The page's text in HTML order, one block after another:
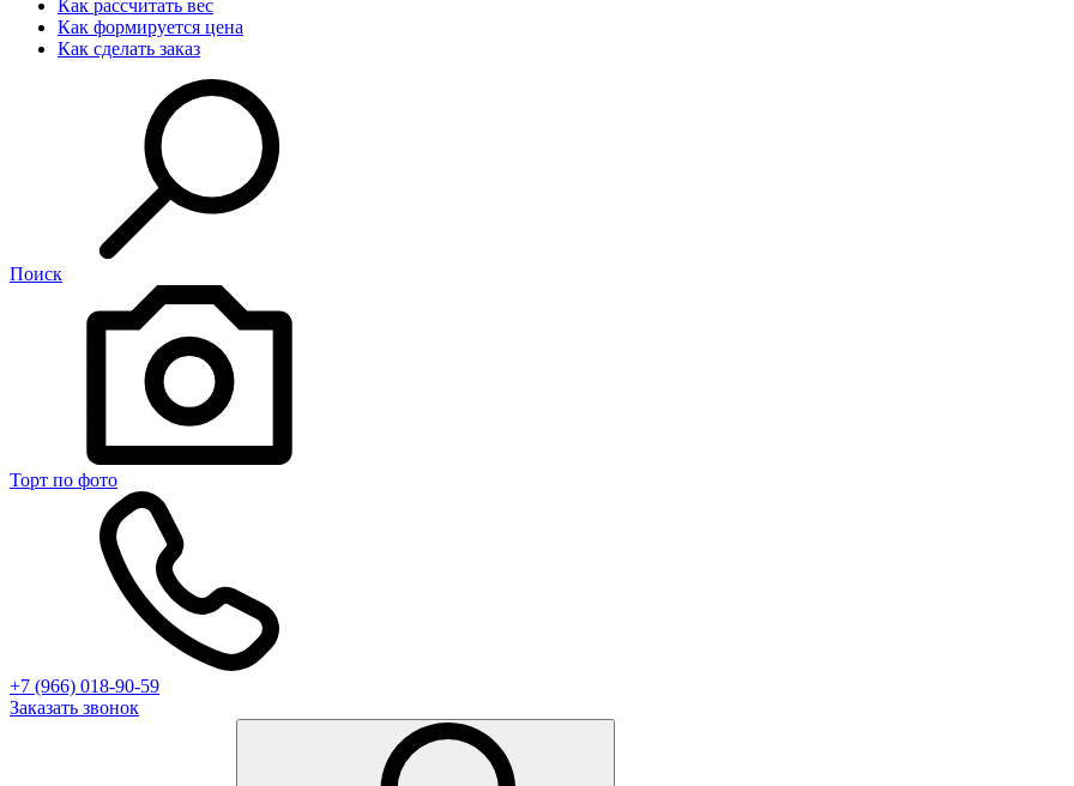
Как рассчитать вес
Как формируется цена
Как сделать заказ
Поиск
Торт по фото
+7 (966) 018-90-59
Заказать звонок